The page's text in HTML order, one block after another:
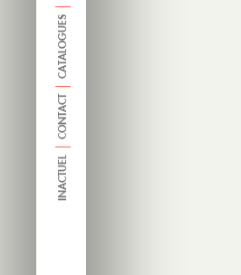
CATALOGUES
CONTACT
INACTUEL